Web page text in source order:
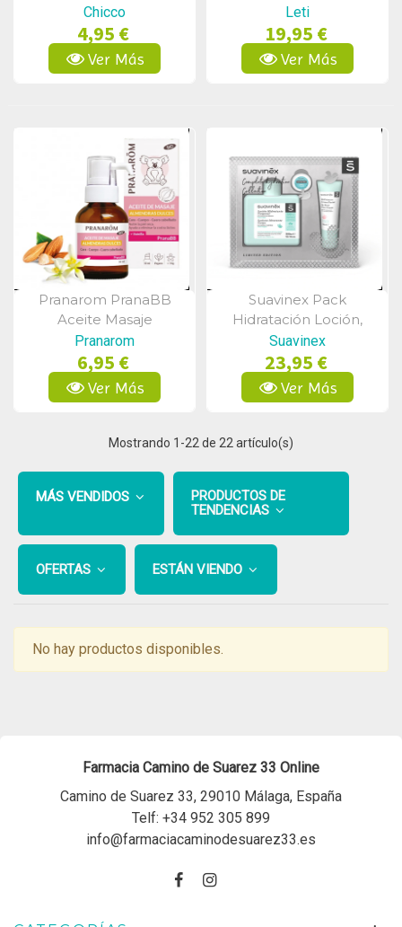
50ml
Chicco
4,95 €
Ver Más
2x50ml
Leti
19,95 €
Ver Más
Vista Rápida
Pranarom PranaBB
Aceite Masaje
Almendras Dulces 30ml
Pranarom
6,95 €
Ver Más
Vista Rápida
Suavinex Pack
Hidratación Loción,
Labial Y Crema Facial
Suavinex
23,95 €
Ver Más
Mostrando 1 -22 de 22 artículo(s)
MÁS VENDIDOS
PRODUCTOS DE
TENDENCIAS
OFERTAS ESTÁN VIENDO
No hay productos disponibles.
Farmacia Camino de Suarez 33 Online
Camino de Suarez 33, 29010 Málaga, España
Telf: +34 952 305 899
info@farmaciacaminodesuarez33.es